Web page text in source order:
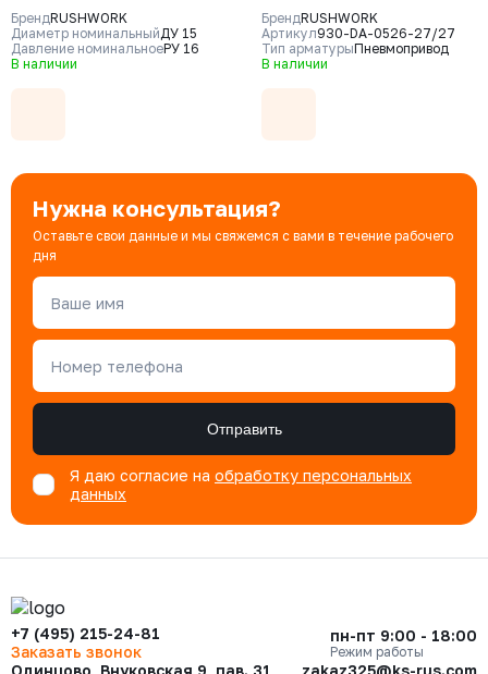
250 (GG25), сетка - AISI304 (CF8),
ячейка - 1,0 мм, Ф/Ф
БрендRUSHWORK
Диаметр номинальныйДУ 15
Давление номинальноеРУ 16
В наличии
действия
БрендRUSHWORK
Артикул930-DA-0526-27/27
Тип арматурыПневмопривод
В наличии
Нужна консультация?
Оставьте свои данные и мы свяжемся с вами в течение рабочего
дня
Ваше имя
Номер телефона
Отправить
Я даю согласие на обработку персональных
данных
+7 (495) 215-24-81
Заказать звонок
пн-пт 9:00 - 18:00
Режим работы
Одинцово, Внуковская 9, пав. 31 zakaz325@ks-rus.com